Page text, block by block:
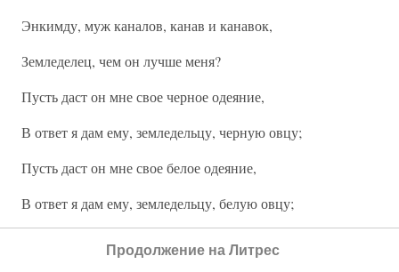
Энкимду, муж каналов, канав и канавок,
Земледелец, чем он лучше меня?
Пусть даст он мне свое черное одеяние,
В ответ я дам ему, земледельцу, черную овцу;
Пусть даст он мне свое белое одеяние,
В ответ я дам ему, земледельцу, белую овцу;
Продолжение на Литрес